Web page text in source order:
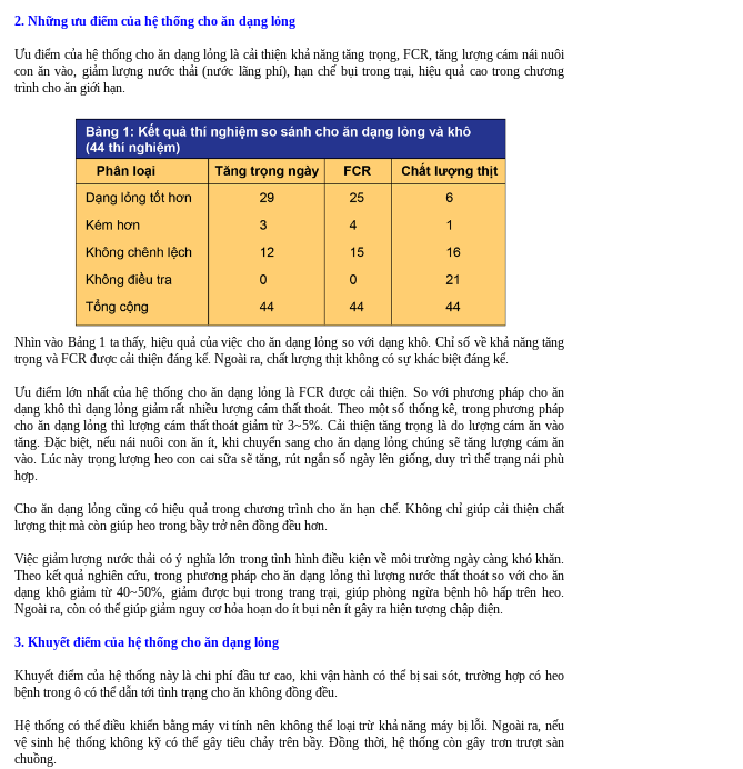
2. Những ưu điểm của hệ thống cho ăn dạng lỏng
Ưu điểm của hệ thống cho ăn dạng lỏng là cải thiện khả năng tăng trọng, FCR, tăng lượng cám nái nuôi
con ăn vào, giảm lượng nước thải (nước lãng phí), hạn chế bụi trong trại, hiệu quả cao trong chương
trình cho ăn giới hạn.
Nhìn vào Bảng 1 ta thấy, hiệu quả của việc cho ăn dạng lỏng so với dạng khô. Chỉ số về khả năng tăng
trọng và FCR được cải thiện đáng kể. Ngoài ra, chất lượng thịt không có sự khác biệt đáng kể.
Ưu điểm lớn nhất của hệ thống cho ăn dạng lỏng là FCR được cải thiện. So với phương pháp cho ăn
dạng khô thì dạng lỏng giảm rất nhiều lượng cám thất thoát. Theo một số thống kê, trong phương pháp
cho ăn dạng lỏng thì lượng cám thất thoát giảm từ 3~5%. Cải thiện tăng trọng là do lượng cám ăn vào
tăng. Đặc biệt, nếu nái nuôi con ăn ít, khi chuyển sang cho ăn dạng lỏng chúng sẽ tăng lượng cám ăn
vào. Lúc này trọng lượng heo con cai sữa sẽ tăng, rút ngắn số ngày lên giống, duy trì thể trạng nái phù
hợp.
Cho ăn dạng lỏng cũng có hiệu quả trong chương trình cho ăn hạn chế. Không chỉ giúp cải thiện chất
lượng thịt mà còn giúp heo trong bầy trở nên đồng đều hơn.
Việc giảm lượng nước thải có ý nghĩa lớn trong tình hình điều kiện về môi trường ngày càng khó khăn.
Theo kết quả nghiên cứu, trong phương pháp cho ăn dạng lỏng thì lượng nước thất thoát so với cho ăn
dạng khô giảm từ 40~50%, giảm được bụi trong trang trại, giúp phòng ngừa bệnh hô hấp trên heo.
Ngoài ra, còn có thể giúp giảm nguy cơ hỏa hoạn do ít bụi nên ít gây ra hiện tượng chập điện.
3. Khuyết điểm của hệ thống cho ăn dạng lỏng
Khuyết điểm của hệ thống này là chi phí đầu tư cao, khi vận hành có thể bị sai sót, trường hợp có heo
bệnh trong ô có thể dẫn tới tình trạng cho ăn không đồng đều.
Hệ thống có thể điều khiển bằng máy vi tính nên không thể loại trừ khả năng máy bị lỗi. Ngoài ra, nếu
vệ sinh hệ thống không kỹ có thể gây tiêu chảy trên bầy. Đồng thời, hệ thống còn gây trơn trượt sàn
chuồng.